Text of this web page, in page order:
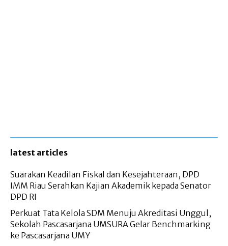
latest articles
Suarakan Keadilan Fiskal dan Kesejahteraan, DPD
IMM Riau Serahkan Kajian Akademik kepada Senator
DPD RI
Perkuat Tata Kelola SDM Menuju Akreditasi Unggul,
Sekolah Pascasarjana UMSURA Gelar Benchmarking
ke Pascasarjana UMY